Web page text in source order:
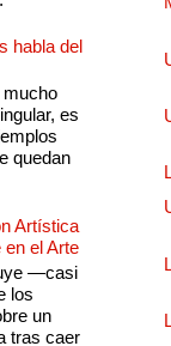
habla del
mucho
es
quedan
Artística
el Arte
—casi
los
un
tras caer